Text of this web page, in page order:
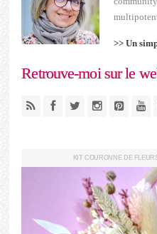
>> Un
Retrouve-moi sur le
KIT COURONNE DE